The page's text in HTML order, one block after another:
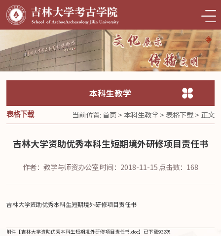
本科生教学
表格下载 当前位置: 首页> 本科生教学> 表格下载> 正文
吉林大学资助优秀本科生短期境外研修项目责任书
作者：教学与师资办公室时间：2018-11-15点击数： 168
吉林大学资助优秀本科生短期境外研修项目责任书
附件【吉林大学资助优秀本科生短期境外研修项目责任书.doc】已下载932次